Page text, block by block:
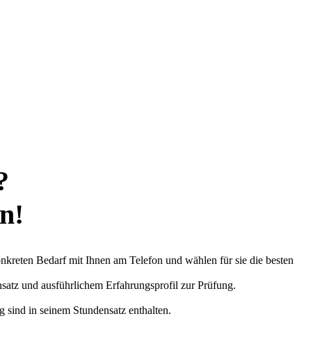
Bedarf mit Ihnen am Telefon und wählen für sie die besten
und ausführlichem Erfahrungsprofil zur Prüfung.
in seinem Stundensatz enthalten.